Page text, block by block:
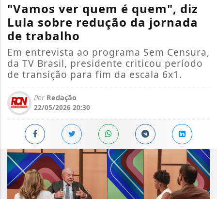
"Vamos ver quem é quem", diz
Lula sobre redução da jornada
de trabalho
Em entrevista ao programa Sem Censura,
da TV Brasil, presidente criticou período
de transição para fim da escala 6x1.
Por Redação
22/05/2026 20:30